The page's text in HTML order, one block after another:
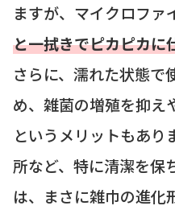
ますが、マイクロファ
と一拭きでピカピカに
さらに、濡れた状態で
め、雑菌の増殖を抑え
というメリットもあり
所など、特に清潔を保
は、まさに雑巾の進化